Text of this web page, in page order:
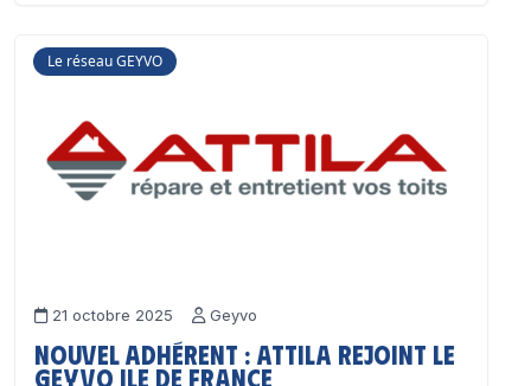
Le réseau GEYVO
21 octobre 2025 Geyvo
Nouvel adhérent : ATTILA rejoint le
GEYVO Ile de France